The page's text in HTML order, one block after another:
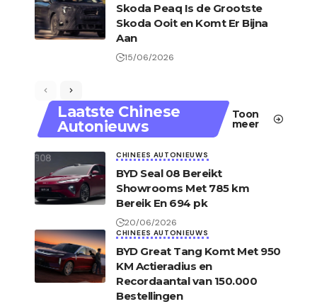
Skoda Peaq Is de Grootste
Skoda Ooit en Komt Er Bijna
Aan
15/06/2026
Laatste Chinese
Autonieuws
Toon
meer
CHINEES AUTONIEUWS
BYD Seal 08 Bereikt
Showrooms Met 785 km
Bereik En 694 pk
20/06/2026
CHINEES AUTONIEUWS
BYD Great Tang Komt Met 950
KM Actieradius en
Recordaantal van 150.000
Bestellingen